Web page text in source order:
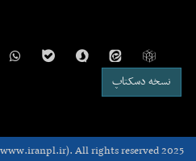
نسخه دسکتاپ
All rights reserved 2025